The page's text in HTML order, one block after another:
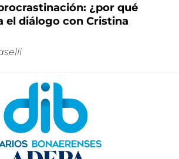
¿por qué
el diálogo con Cristina